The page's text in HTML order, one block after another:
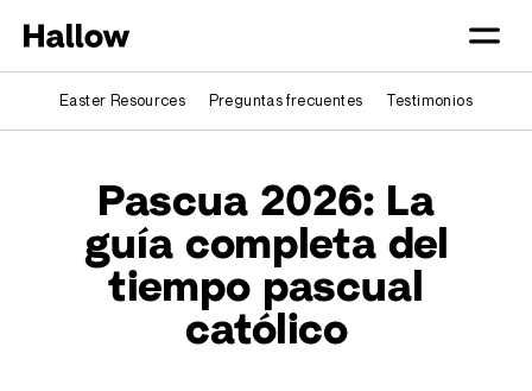
Easter Resources Preguntas frecuentes Testimonios
Pascua 2026: La
guía completa del
tiempo pascual
católico